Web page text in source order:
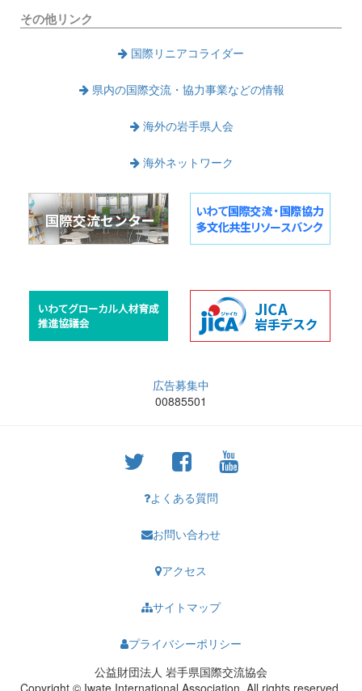
その他リンク
国際リニアコライダー
県内の国際交流・協力事業などの情報
海外の岩手県人会
海外ネットワーク
広告募集中
00885501
よくある質問
お問い合わせ
アクセス
サイトマップ
プライバシーポリシー
公益財団法人 岩手県国際交流協会
Copyright © Iwate International Association. All rights reserved.